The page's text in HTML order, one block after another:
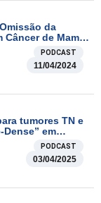
da
Câncer de Mama:
em Cinco
escore 16-25:
PODCAST
11/04/2024
tumores TN e
Dense” em
positivoPODCAST
03/04/2025